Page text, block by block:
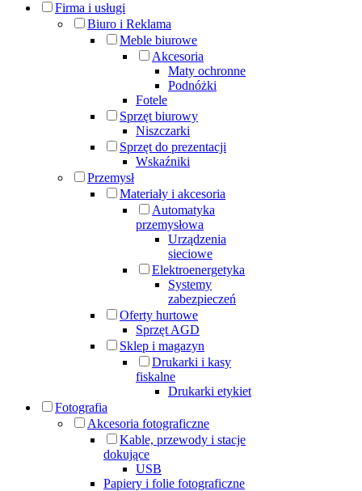
Firma i usługi
Biuro i Reklama
Meble biurowe
Akcesoria
Maty ochronne
Podnóżki
Fotele
Sprzęt biurowy
Niszczarki
Sprzęt do prezentacji
Wskaźniki
Przemysł
Materiały i akcesoria
Automatyka
przemysłowa
Urządzenia
sieciowe
Elektroenergetyka
Systemy
zabezpieczeń
Oferty hurtowe
Sprzęt AGD
Sklep i magazyn
Drukarki i kasy
fiskalne
Drukarki etykiet
Fotografia
Akcesoria fotograficzne
Kable, przewody i stacje
dokujące
USB
Papiery i folie fotograficzne